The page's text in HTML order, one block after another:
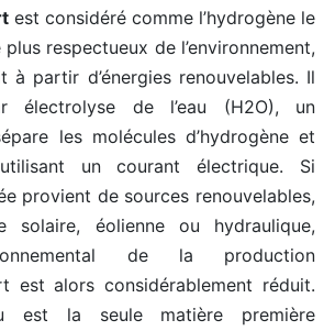
est considéré comme l’hydrogène le
respectueux de l’environnement,
partir d’énergies renouvelables. Il
électrolyse de l’eau (H2O), un
les molécules d’hydrogène et
un courant électrique. Si
provient de sources renouvelables,
solaire, éolienne ou hydraulique,
de la production
est alors considérablement réduit.
est la seule matière première